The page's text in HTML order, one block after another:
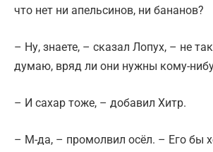
что нет ни апельсинов, ни бананов?
– Ну, знаете, – сказал Лопух, – не
думаю, вряд ли они нужны кому-
– И сахар тоже, – добавил Хитр.
– М-да, – промолвил осёл. – Его бы